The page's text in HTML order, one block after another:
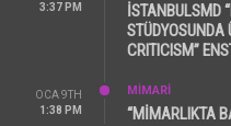
3:37 PM
İSTANBULSMD
STÜDYOSUNDA
CRITICISM”
OCA 9TH
1:38 PM
MİMARİ
“MİMARLIKTA